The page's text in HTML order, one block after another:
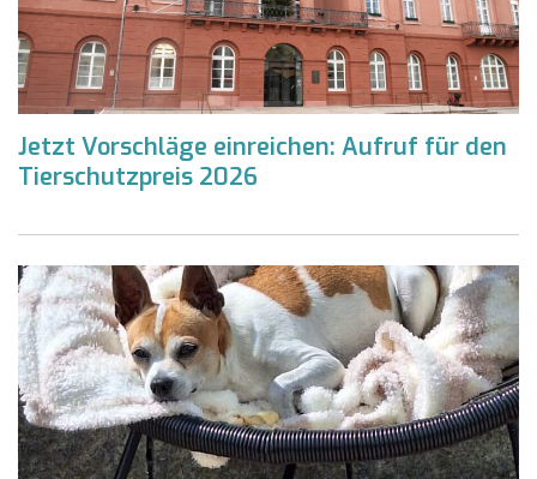
Jetzt Vorschläge einreichen: Aufruf für den
Tierschutzpreis 2026